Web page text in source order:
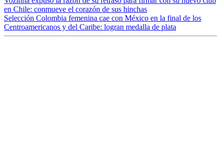
en Chile: conmueve el corazón de sus hinchas
Selección Colombia femenina cae con México en la final de los
Centroamericanos y del Caribe: logran medalla de plata